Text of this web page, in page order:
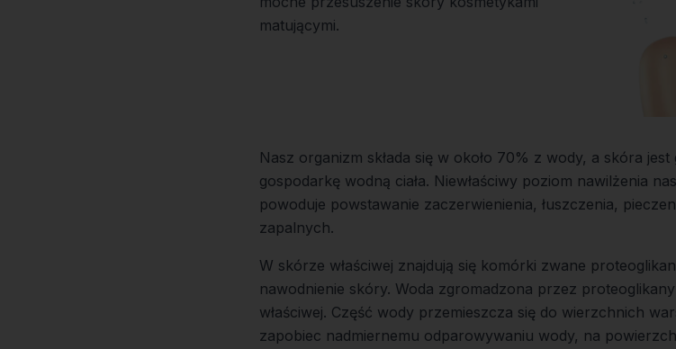
matującymi.
Nasz organizm składa się w około 70% z wody, a skóra
gospodarkę wodną ciała. Niewłaściwy poziom nawilżenia
powoduje powstawanie zaczerwienienia, łuszczenia,
zapalnych.
W skórze właściwej znajdują się komórki zwane
nawodnienie skóry. Woda zgromadzona przez
właściwej. Część wody przemieszcza się do wierzchnich
zapobiec nadmiernemu odparowywaniu wody, na